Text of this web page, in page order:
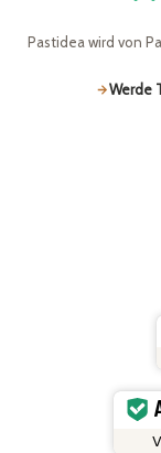
Pastidea wird von
Werde